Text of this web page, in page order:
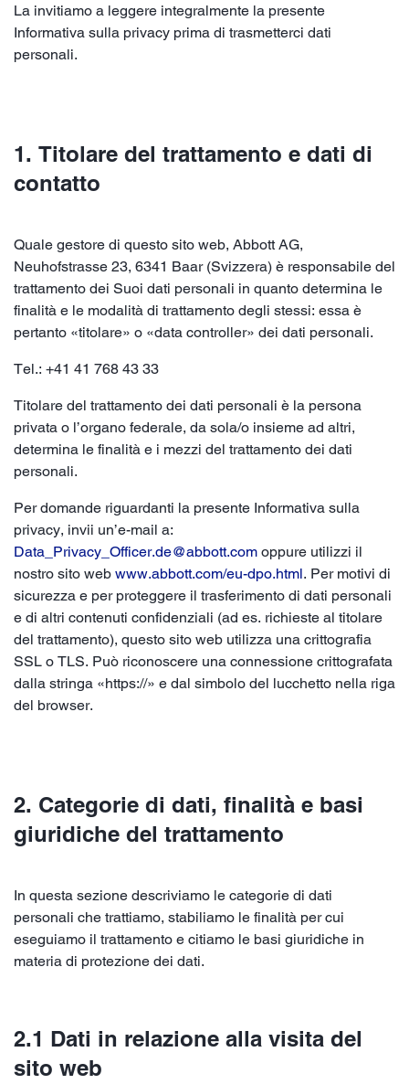
La invitiamo a leggere integralmente la presente
Informativa sulla privacy prima di trasmetterci dati
personali.
1. Titolare del trattamento e dati di
contatto
Quale gestore di questo sito web, Abbott AG,
Neuhofstrasse 23, 6341 Baar (Svizzera) è responsabile del
trattamento dei Suoi dati personali in quanto determina le
finalità e le modalità di trattamento degli stessi: essa è
pertanto «titolare» o «data controller» dei dati personali.
Tel.: +41 41 768 43 33
Titolare del trattamento dei dati personali è la persona
privata o l’organo federale, da sola/o insieme ad altri,
determina le finalità e i mezzi del trattamento dei dati
personali.
Per domande riguardanti la presente Informativa sulla
privacy, invii un’e-mail a:
Data_Privacy_Officer.de@abbott.com oppure utilizzi il
nostro sito web www.abbott.com/eu-dpo.html. Per motivi di
sicurezza e per proteggere il trasferimento di dati personali
e di altri contenuti confidenziali (ad es. richieste al titolare
del trattamento), questo sito web utilizza una crittografia
SSL o TLS. Può riconoscere una connessione crittografata
dalla stringa «https://» e dal simbolo del lucchetto nella riga
del browser.
2. Categorie di dati, finalità e basi
giuridiche del trattamento
In questa sezione descriviamo le categorie di dati
personali che trattiamo, stabiliamo le finalità per cui
eseguiamo il trattamento e citiamo le basi giuridiche in
materia di protezione dei dati.
2.1 Dati in relazione alla visita del
sito web